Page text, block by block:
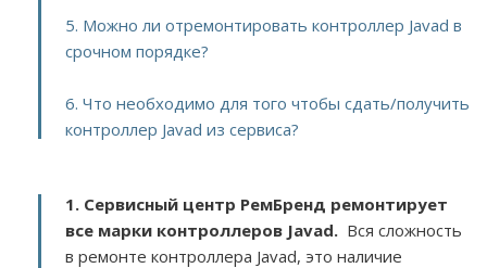
5. Можно ли отремонтировать контроллер Javad в
срочном порядке?
6. Что необходимо для того чтобы сдать/получить
контроллер Javad из сервиса?
1. Сервисный центр РемБренд ремонтирует
все марки контроллеров Javad. Вся сложность
в ремонте контроллера Javad, это наличие